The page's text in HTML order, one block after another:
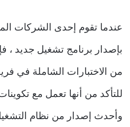
عندما تقوم إحدى الشركات
بإصدار برنامج تشغيل جديد ،
من الاختبارات الشاملة في
للتأكد من أنها تعمل مع